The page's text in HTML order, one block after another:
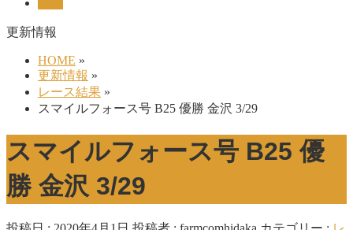
更新情報
HOME »
更新情報 »
レース結果 »
スマイルフォース号 B25 優勝 金沢 3/29
スマイルフォース号 B25 優
勝 金沢 3/29